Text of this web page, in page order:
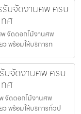
รับจัดงานศพ ครบ
ศ
พ จัดดอกไม้งานศพ
ว พร้อมให้บริการท
บจัดงานศพ ครบ
ศ
จัดดอกไม้งานศพ
ว พร้อมให้บริการทั่วป